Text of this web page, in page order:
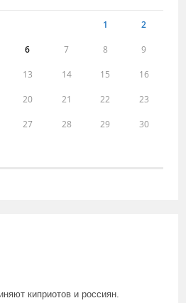
1 2
6 7 8 9
13 14 15 16
20 21 22 23
27 28 29 30
киприотов и россиян.